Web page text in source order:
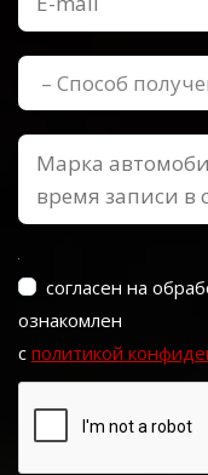
согласен на
ознакомлен
с политикой